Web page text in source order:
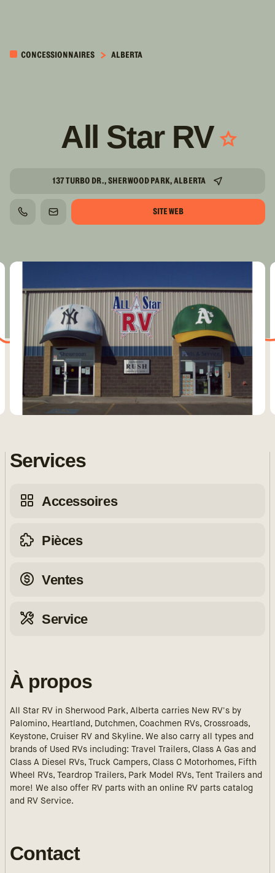
CONTENUCONCESSIONNAIRES ALBERTA
All Star RV
137 TURBO DR., SHERWOOD PARK, ALBERTA
TÉLÉPHONECOURRIEL SITE WEB
Services
Accessoires
Pièces
Ventes
Service
À propos
All Star RV in Sherwood Park, Alberta carries New RV's by
Palomino, Heartland, Dutchmen, Coachmen RVs, Crossroads,
Keystone, Cruiser RV and Skyline. We also carry all types and
brands of Used RVs including: Travel Trailers, Class A Gas and
Class A Diesel RVs, Truck Campers, Class C Motorhomes, Fifth
Wheel RVs, Teardrop Trailers, Park Model RVs, Tent Trailers and
more! We also offer RV parts with an online RV parts catalog
and RV Service.
Contact